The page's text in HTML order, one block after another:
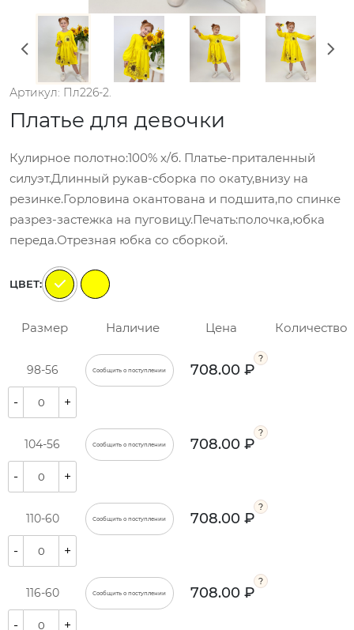
Артикул: Пл226-2.
Платье для девочки
Кулирное полотно:100% х/б. Платье-приталенный
силуэт.Длинный рукав-сборка по окату,внизу на
резинке.Горловина окантована и подшита,по спинке
разрез-застежка на пуговицу.Печать:полочка,юбка
переда.Отрезная юбка со сборкой.
ЦВЕТ:
Размер Наличие Цена Количество
98-56 Сообщить о поступлении 708.00 ₽
- +
104-56 Сообщить о поступлении 708.00 ₽
- +
110-60 Сообщить о поступлении 708.00 ₽
- +
116-60 Сообщить о поступлении 708.00 ₽
- +